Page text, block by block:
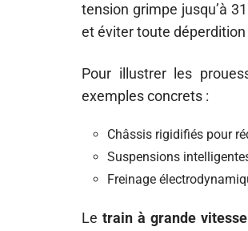
tension grimpe jusqu’à
et éviter toute déperdition
Pour illustrer les
exemples concrets :
Châssis rigidifiés pour
Suspensions
Freinage
Letrain à grande